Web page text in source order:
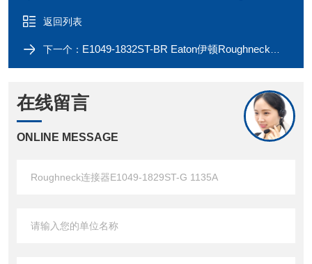
返回列表
下一个： E1049-1832ST-BR Eaton伊顿Roughneck连接器E1049-1831ST-BL 1135A
在线留言
ONLINE MESSAGE